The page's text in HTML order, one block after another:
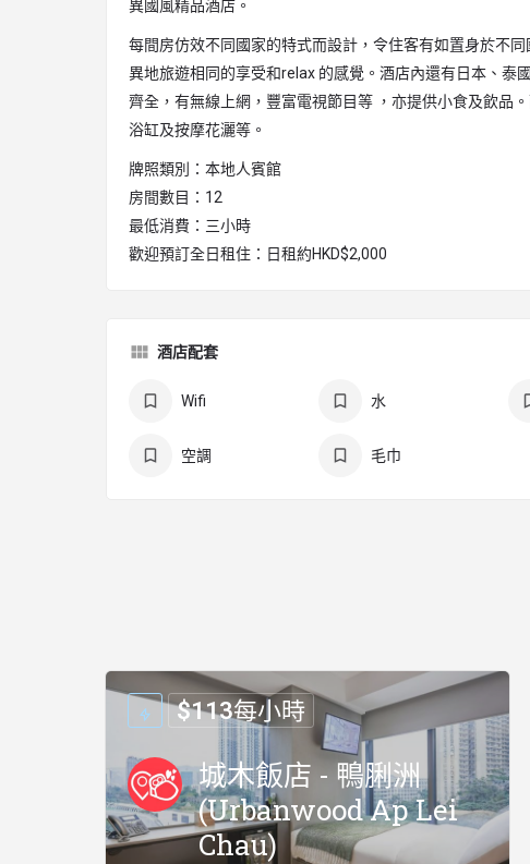
異國風精品酒店。
每間房仿效不同國家的特式而設計，令住客有如置身於不同
異地旅遊相同的享受和relax 的感覺。酒店內還有日本、泰
齊全，有無線上網，豐富電視節目等 ，亦提供小食及飲品
浴缸及按摩花灑等。
牌照類別：本地人賓館
房間數目：12
最低消費：三小時
歡迎預訂全日租住：日租約HKD$2,000
酒店配套
Wifi 水
空調 毛巾
城木飯店 - 鴨脷洲
(Urbanwood Ap Lei
Chau)
$113每小時